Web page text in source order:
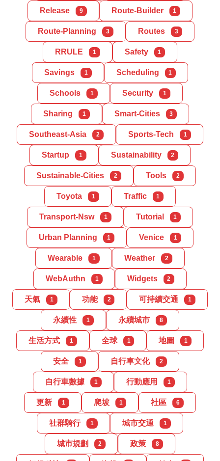
Release 9 Route-Builder 1
Route-Planning 3 Routes 3
RRULE 1 Safety 1
Savings 1 Scheduling 1
Schools 1 Security 1
Sharing 1 Smart-Cities 3
Southeast-Asia 2 Sports-Tech 1
Startup 1 Sustainability 2
Sustainable-Cities 2 Tools 2
Toyota 1 Traffic 1
Transport-Nsw 1 Tutorial 1
Urban Planning 1 Venice 1
Wearable 1 Weather 2
WebAuthn 1 Widgets 2
天氣 1 功能 2 可持續交通 1
永續性 1 永續城市 8
生活方式 1 全球 1 地圖 1
安全 1 自行車文化 2
自行車數據 1 行動應用 1
更新 1 爬坡 1 社區 6
社群騎行 1 城市交通 1
城市規劃 2 政策 8